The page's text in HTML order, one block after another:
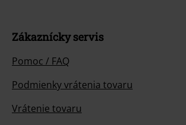
Zákaznícky servis
Pomoc / FAQ
Podmienky vrátenia tovaru
Vrátenie tovaru